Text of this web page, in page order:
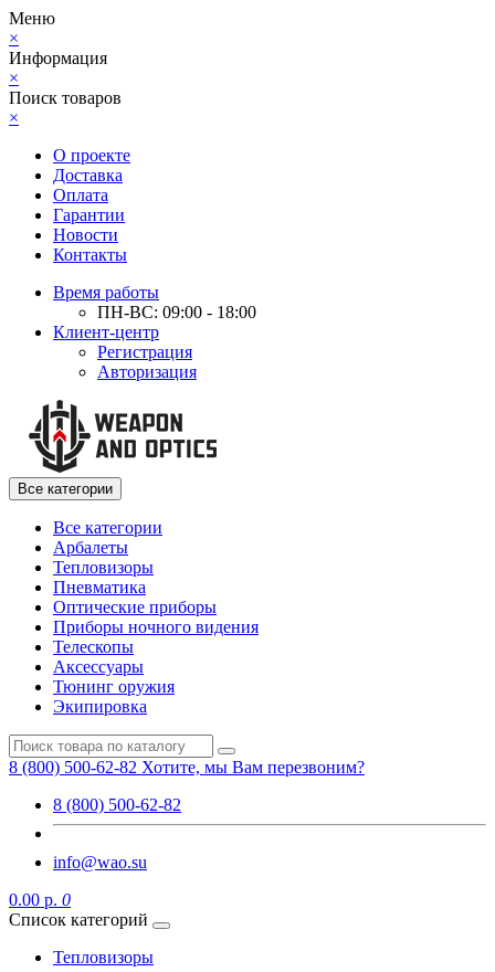
Меню
×
Информация
×
Поиск товаров
×
О проекте
Доставка
Оплата
Гарантии
Новости
Контакты
Время работы
ПН-ВС: 09:00 - 18:00
Клиент-центр
Регистрация
Авторизация
Все категории
Все категории
Арбалеты
Тепловизоры
Пневматика
Оптические приборы
Приборы ночного видения
Телескопы
Аксессуары
Тюнинг оружия
Экипировка
8 (800) 500-62-82 Хотите, мы Вам перезвоним?
8 (800) 500-62-82
info@wao.su
0.00 р. 0
Список категорий
Тепловизоры